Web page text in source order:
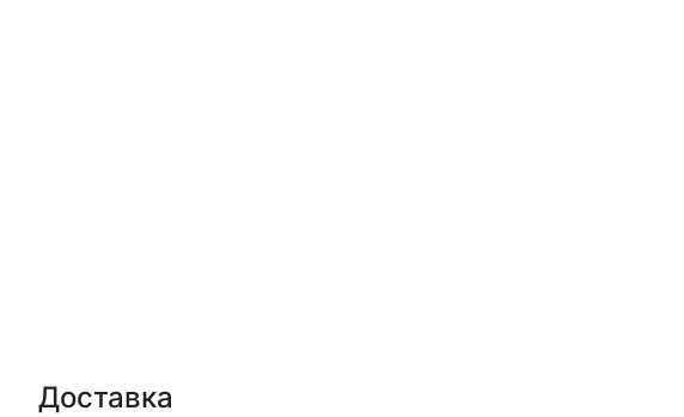
Доставка